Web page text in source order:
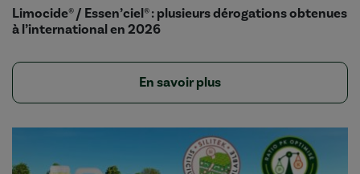
Limocide® / Essen’ciel® : plusieurs dérogations obtenues
à l’international en 2026
En savoir plus